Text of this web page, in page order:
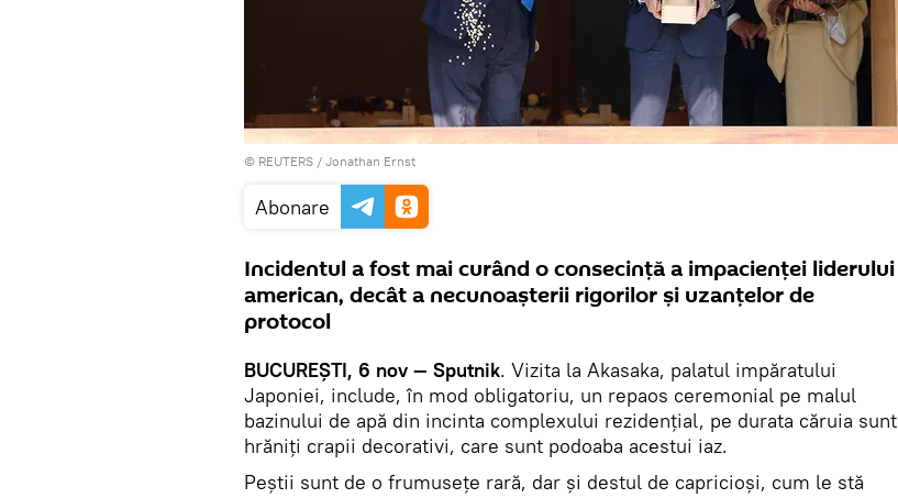
© REUTERS / Jonathan Ernst
Abonare
Incidentul a fost mai curând o consecință a impacienței liderului
american, decât a necunoașterii rigorilor și uzanțelor de
protocol
BUCUREȘTI, 6 nov — Sputnik. Vizita la Akasaka, palatul impăratului
Japoniei, include, în mod obligatoriu, un repaos ceremonial pe malul
bazinului de apă din incinta complexului rezidențial, pe durata căruia sunt
hrăniți crapii decorativi, care sunt podoaba acestui iaz.
Peștii sunt de o frumusețe rară, dar și destul de capricioși, cum le stă